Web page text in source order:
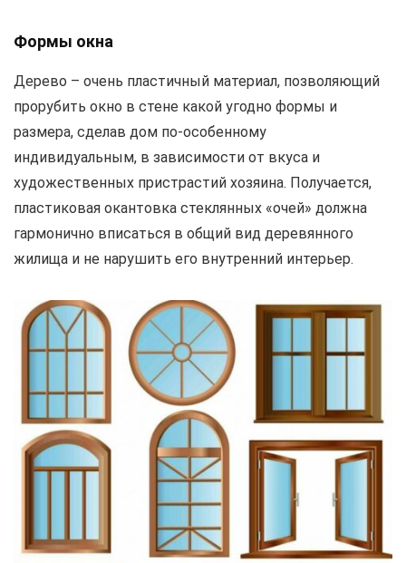
Формы окна
Дерево – очень пластичный материал, позволяющий
прорубить окно в стене какой угодно формы и
размера, сделав дом по-особенному
индивидуальным, в зависимости от вкуса и
художественных пристрастий хозяина. Получается,
пластиковая окантовка стеклянных «очей» должна
гармонично вписаться в общий вид деревянного
жилища и не нарушить его внутренний интерьер.